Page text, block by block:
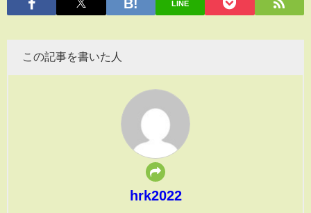
LINE
この記事を書いた人
hrk2022